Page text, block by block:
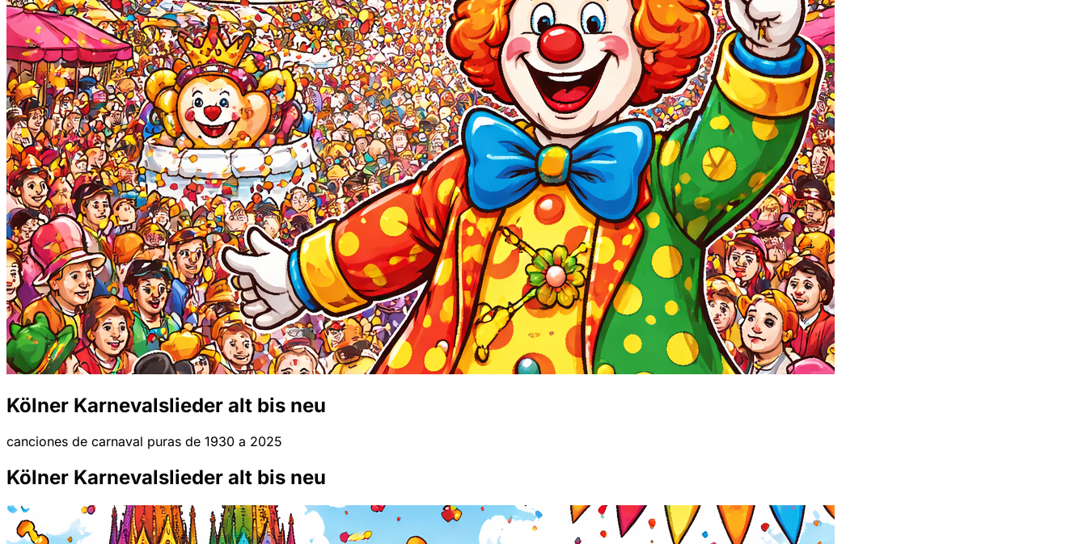
Kölner Karnevalslieder alt bis neu
canciones de carnaval puras de 1930 a 2025
Kölner Karnevalslieder alt bis neu